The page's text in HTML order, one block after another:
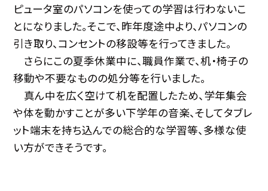
ピュータ室のパソコンを使っての学習は行わないこ
とになりました。そこで、昨年度途中より、パソコンの
引き取り、コンセントの移設等を行ってきました。
さらにこの夏季休業中に、職員作業で、机・椅子の
移動や不要なものの処分等を行いました。
真ん中を広く空けて机を配置したため、学年集会
や体を動かすことが多い下学年の音楽、そしてタブレ
ット端末を持ち込んでの総合的な学習等、多様な使
い方ができそうです。